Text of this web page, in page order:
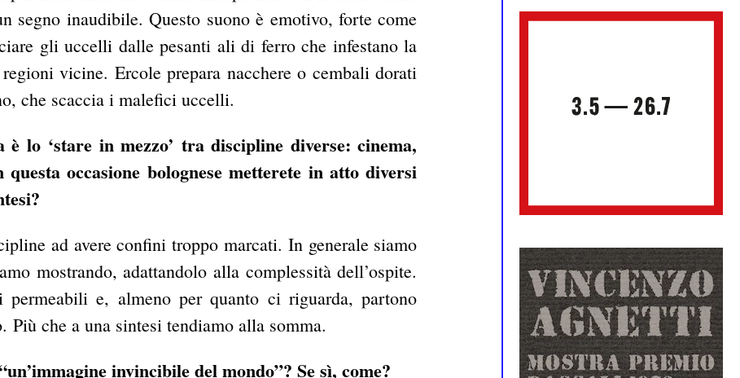
segno inaudibile. Questo suono è emotivo, forte come
gli uccelli dalle pesanti ali di ferro che infestano la
vicine. Ercole prepara nacchere o cembali dorati
che scaccia i malefici uccelli.
lo ‘stare in mezzo’ tra discipline diverse: cinema,
occasione bolognese metterete in atto diversi
ad avere confini troppo marcati. In generale siamo
mostrando, adattandolo alla complessità dell’ospite.
e, almeno per quanto ci riguarda, partono
che a una sintesi tendiamo alla somma.
invincibile del mondo”? Se sì, come?